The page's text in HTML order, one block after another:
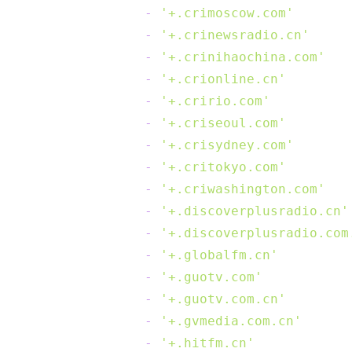
-
'+.crimoscow.com'
-
'+.crinewsradio.cn'
-
'+.crinihaochina.com'
-
'+.crionline.cn'
-
'+.cririo.com'
-
'+.criseoul.com'
-
'+.crisydney.com'
-
'+.critokyo.com'
-
'+.criwashington.com'
-
'+.discoverplusradio.cn'
-
-
'+.globalfm.cn'
-
'+.guotv.com'
-
'+.guotv.com.cn'
-
'+.gvmedia.com.cn'
-
'+.hitfm.cn'